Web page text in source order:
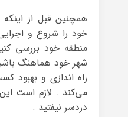
همچنین قبل از
خود را شروع و
منطقه خود بررسی
شهر خود هماهنگ
راه اندازی و بهبود
می‌کند . لازم است این
دردسر نیفتید .